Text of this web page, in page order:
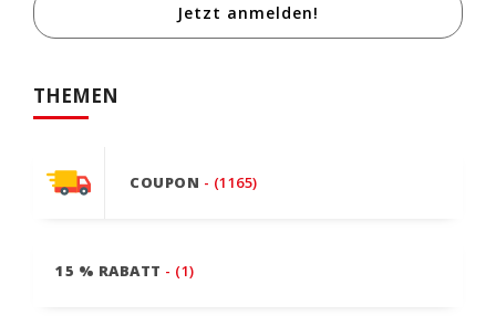
Jetzt anmelden!
THEMEN
COUPON - (1165)
15 % RABATT - (1)